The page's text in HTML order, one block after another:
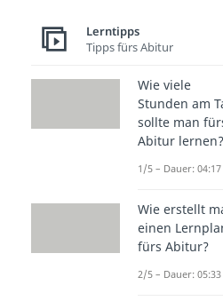
ich finde
der
und
Ein
wegen
werde
Lerntipps
Tipps fürs Abitur
Wie viele
Stunden am
sollte man
Abitur lernen?
1/5 – Dauer: 04:17
Wie erstellt
einen
fürs Abitur?
2/5 – Dauer: 05:33